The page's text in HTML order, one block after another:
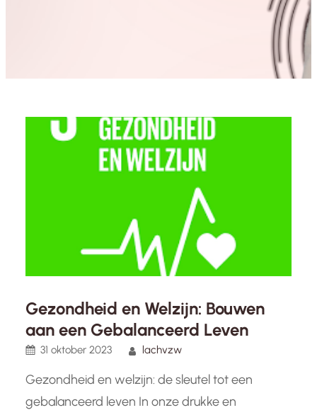
Gezondheid en Welzijn: Bouwen
aan een Gebalanceerd Leven
31 oktober 2023 lachvzw
Gezondheid en welzijn: de sleutel tot een
gebalanceerd leven In onze drukke en